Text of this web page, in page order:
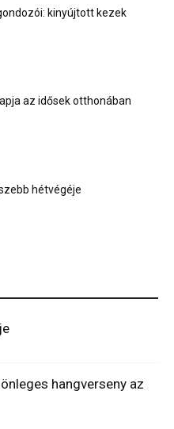
kinyújtott kezek
az idősek otthonában
hétvégéje
hangverseny az